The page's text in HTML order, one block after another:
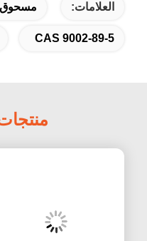
العلامات: مسحوق
CAS 9002-89-5